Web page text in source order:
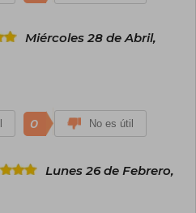
Miércoles 28 de Abril,
0 No es útil
Lunes 26 de Febrero,